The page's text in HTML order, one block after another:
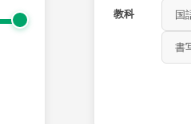
教科 国
書
保健・体育